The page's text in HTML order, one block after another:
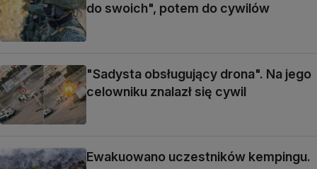
do swoich", potem do cywilów
"Sadysta obsługujący drona". Na jego
celowniku znalazł się cywil
Ewakuowano uczestników kempingu.